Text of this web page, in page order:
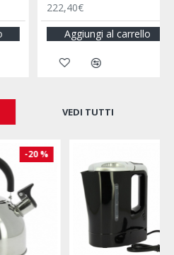
222,40€
Aggiungi al carrello
VEDI TUTTI